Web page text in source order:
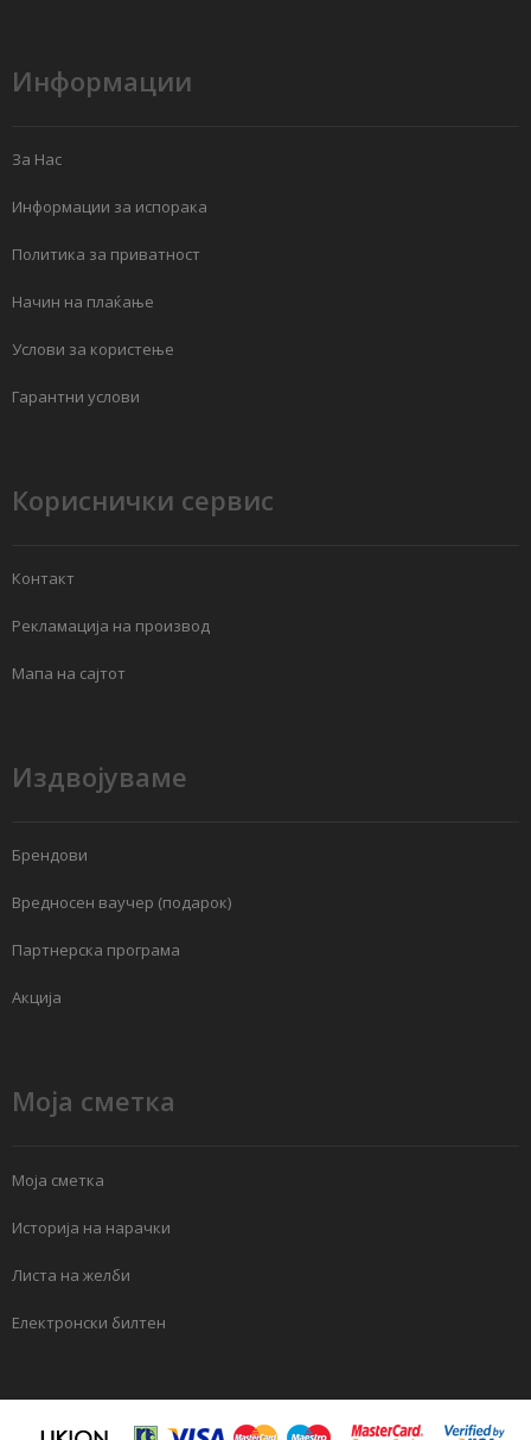
Информации
За Нас
Информации за испорака
Политика за приватност
Начин на плаќање
Услови за користење
Гарантни услови
Кориснички сервис
Контакт
Рекламација на производ
Мапа на сајтот
Издвојуваме
Брендови
Вредносен ваучер (подарок)
Партнерска програма
Акција
Моја сметка
Моја сметка
Историја на нарачки
Листа на желби
Електронски билтен